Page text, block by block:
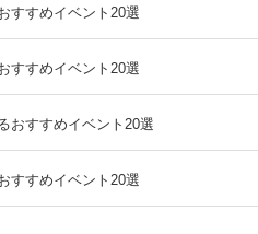
すすめイベント20選
すすめイベント20選
おすすめイベント20選
すすめイベント20選